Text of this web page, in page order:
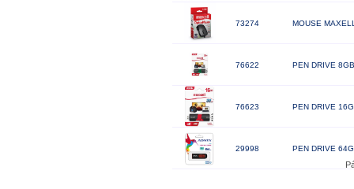
73274 MOUSE
76622 PEN DRIVE
76623 PEN DRIVE
29998 PEN DRIVE